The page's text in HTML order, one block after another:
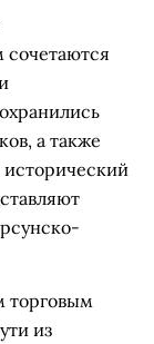
сочетаются
а также
торговым
из